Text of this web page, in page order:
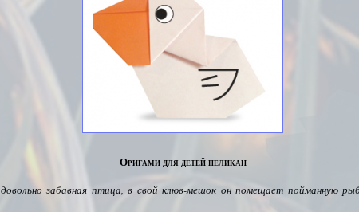
Оригами для детей пеликан
довольно забавная птица, в свой клюв-мешок он помещает пойманную